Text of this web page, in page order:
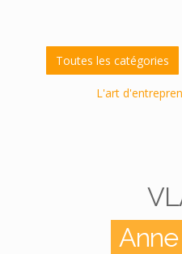
Toutes les catégories
L'art